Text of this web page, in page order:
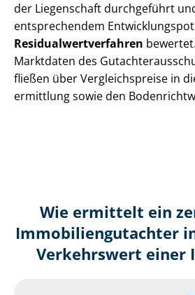
der Liegenschaft durchgeführt
entsprechendem
Re­si­du­al­wert­ver­fah­ren
Marktdaten des
fließen über Ver­gleichs­prei­se in
ermitt­lung sowie den
Wie ermittelt ein
Immobilien­gutachter
Verkehrswert einer